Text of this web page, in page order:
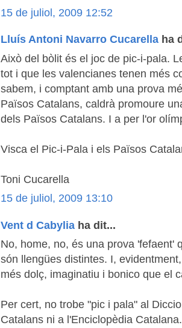
15 de juliol, 2009 12:52
Lluís Antoni Navarro Cucarella ha
Això del bòlit és el joc de pic-i-pala.
tot i que les valencianes tenen més
sabem, i comptant amb una prova
Països Catalans, caldrà promoure
dels Països Catalans. I a per l'or
Visca el Pic-i-Pala i els Països
Toni Cucarella
15 de juliol, 2009 13:10
Vent d Cabylia ha dit...
No, home, no, és una prova 'fefaent'
són llengües distintes. I,
més dolç, imaginatiu i bonico que el
Per cert, no trobe "pic i pala" al
Catalans ni a l'Enciclopèdia